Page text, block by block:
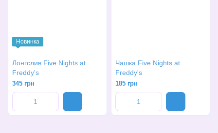
Новинка
Лонгслив Five Nights at
Freddy's
345 грн
Чашка Five Nights at
Freddy's
185 грн